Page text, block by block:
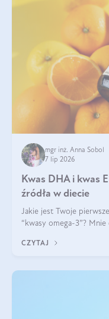
mgr inż. Anna Sobol
7 lip 2026
Kwas DHA i kwas
źródła w diecie
Jakie jest Twoje
“kwasy omega-3”?
skupimy się głównie na
CZYTAJ